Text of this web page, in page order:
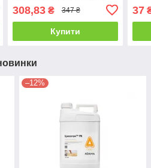
308,83₴ 347 ₴
Купити
37
–12%